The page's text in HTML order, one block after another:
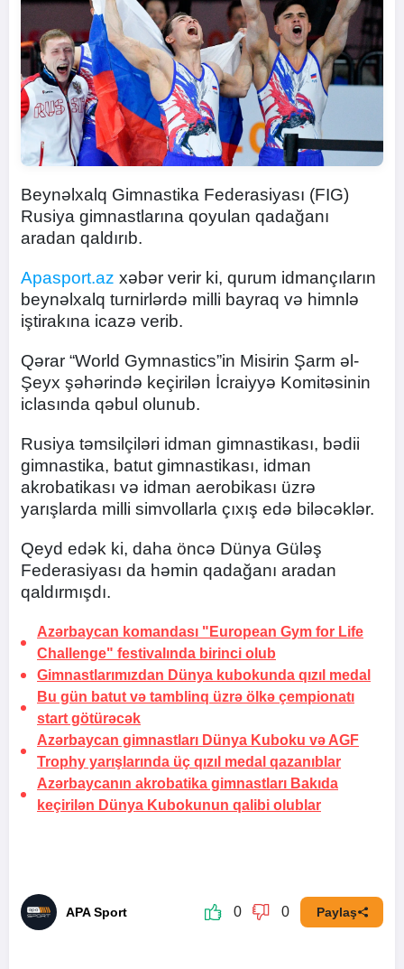
Beynəlxalq Gimnastika Federasiyası (FIG)
Rusiya gimnastlarına qoyulan qadağanı
aradan qaldırıb.
Apasport.az xəbər verir ki, qurum idmançıların
beynəlxalq turnirlərdə milli bayraq və himnlə
iştirakına icazə verib.
Qərar “World Gymnastics”in Misirin Şarm əl-
Şeyx şəhərində keçirilən İcraiyyə Komitəsinin
iclasında qəbul olunub.
Rusiya təmsilçiləri idman gimnastikası, bədii
gimnastika, batut gimnastikası, idman
akrobatikası və idman aerobikası üzrə
yarışlarda milli simvollarla çıxış edə biləcəklər.
Qeyd edək ki, daha öncə Dünya Güləş
Federasiyası da həmin qadağanı aradan
qaldırmışdı.
Azərbaycan komandası "European Gym for Life
Challenge" festivalında birinci olub
Gimnastlarımızdan Dünya kubokunda qızıl medal
Bu gün batut və tamblinq üzrə ölkə çempionatı
start götürəcək
Azərbaycan gimnastları Dünya Kuboku və AGF
Trophy yarışlarında üç qızıl medal qazanıblar
Azərbaycanın akrobatika gimnastları Bakıda
keçirilən Dünya Kubokunun qalibi olublar
APA Sport 0 0 Paylaş